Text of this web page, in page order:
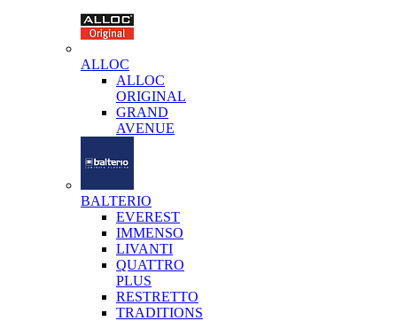
ALLOC
ALLOC
ORIGINAL
GRAND
AVENUE
BALTERIO
EVEREST
IMMENSO
LIVANTI
QUATTRO
PLUS
RESTRETTO
TRADITIONS